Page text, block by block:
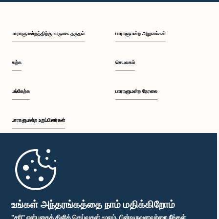
உங்கள் அந்தரங்கத்தை நாம் மதிக்கிறோம்
"சரி" என்பதைக் கிளிக் செய்வதன் மூலம், பின்வருவனவற்றை நீங்கள்
பி.ப. 1:57 - பி.ப. 2:10
பி.ப. 2:17 - பி.ப. 2:34
பாராளுமன்றத்திற்கு வருகை தருதல்
கற்க
பங்கேற்க
பாராளுமன்ற உறுப்பினர்கள்
முதற்பக்கம்
பாராளுமன்ற அலுவல்கள்
செயலகம்
பாராளுமன்ற நேரலை
பாராளுமன்ற கையடக்க செயலி